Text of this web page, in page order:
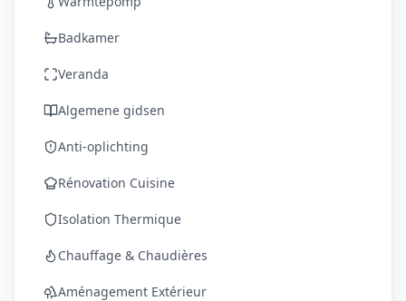
Badkamer
Veranda
Algemene gidsen
Anti-oplichting
Rénovation Cuisine
Isolation Thermique
Chauffage & Chaudières
Aménagement Extérieur